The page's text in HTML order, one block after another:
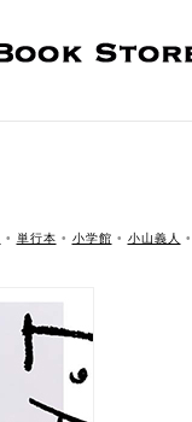
• 単行本 • 小学館 • 小山義人